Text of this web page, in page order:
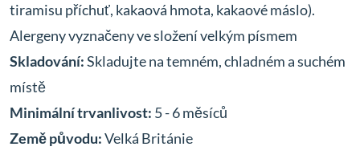
tiramisu příchuť, kakaová hmota, kakaové máslo).
Alergeny vyznačeny ve složení velkým písmem
Skladování:Skladujte na temném, chladném a suchém
místě
Minimální trvanlivost: 5 - 6 měsíců
Země původu:Velká Británie